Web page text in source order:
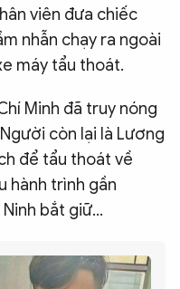
viên đưa chiếc
nhẫn chạy ra ngoài
máy tẩu thoát.
Minh đã truy nóng
còn lại là Lương
để tẩu thoát về
hành trình gần
bắt giữ...